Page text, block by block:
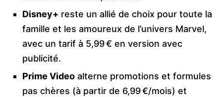
Disney+ reste un allié de choix pour toute la
famille et les amoureux de l’univers Marvel,
avec un tarif à 5,99 € en version avec
publicité.
Prime Video alterne promotions et formules
pas chères (à partir de 6,99 €/mois) et